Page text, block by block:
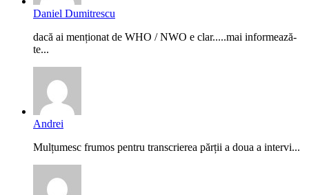
Daniel Dumitrescu
dacă ai menționat de WHO / NWO e clar.....mai informează-
te...
Andrei
Mulțumesc frumos pentru transcrierea părții a doua a intervi...